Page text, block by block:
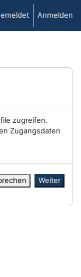
Anmelden
zugreifen.
Zugangsdaten
Weiter